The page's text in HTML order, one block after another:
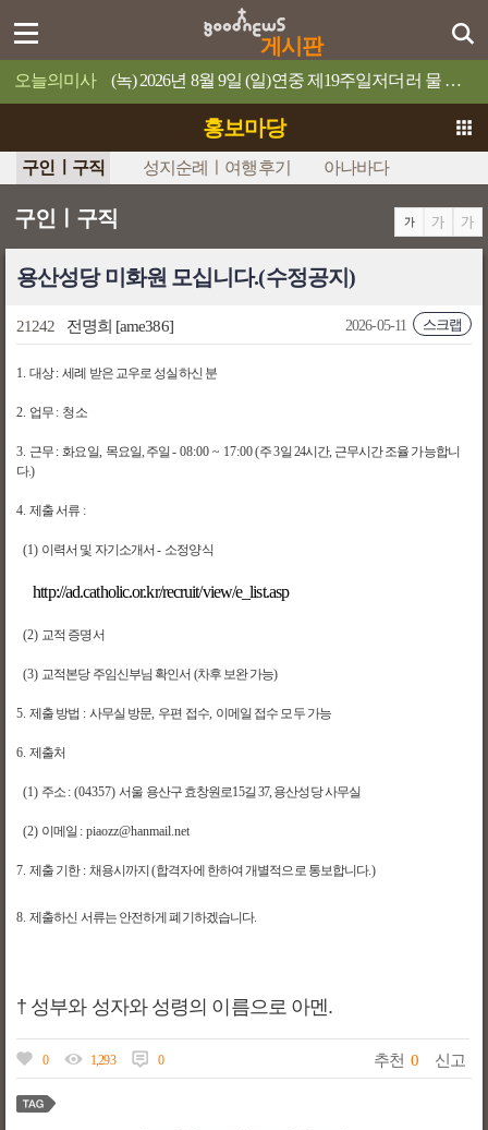
게시판
오늘의미사 (녹) 2026년 8월 9일 (일)연중 제19주일저더러 물 위로 걸어오라고 명령하십시오.
홍보마당
구인ㅣ구직 성지순례ㅣ여행후기 아나바다
구인ㅣ구직
용산성당 미화원 모십니다.(수정공지)
21242 전명희 [ame386] 스크랩
2026-05-11
1. 대상:세례 받은 교우로 성실하신 분
2. 업무 : 청소
3. 근무 :화요일, 목요일, 주일 -08:00 ~ 17:00(주3일 24시간, 근무시간 조율 가능합니
다.)
4. 제출 서류 :
(1) 이력서 및 자기소개서- 소정양식
http://ad.catholic.or.kr/recruit/view/e_list.asp
(2) 교적 증명서
(3) 교적본당 주임신부님 확인서 (차후 보완 가능)
5. 제출 방법 : 사무실 방문, 우편 접수, 이메일 접수 모두 가능
6. 제출처
(1) 주소 : (04357)서울 용산구 효창원로15길 37, 용산성당 사무실
(2) 이메일 : piaozz@hanmail.net
7. 제출 기한 : 채용시까지(합격자에 한하여 개별적으로 통보합니다.)
8. 제출하신 서류는 안전하게 폐기하겠습니다.
† 성부와 성자와 성령의 이름으로 아멘.
0 1,293 0 추천 0 신고